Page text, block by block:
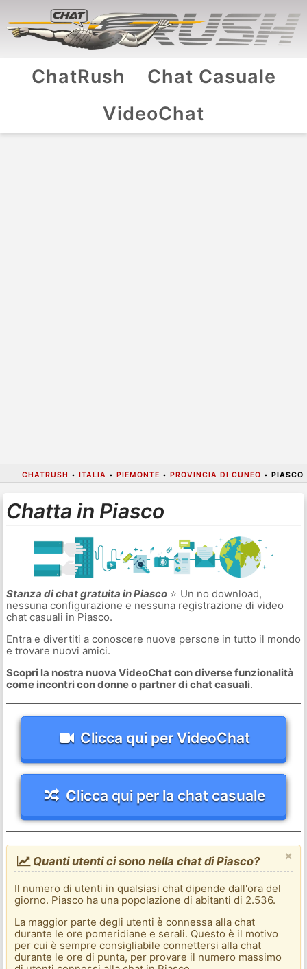
ChatRush
Chat Casuale
VideoChat
CHATRUSH • ITALIA • PIEMONTE • PROVINCIA DI CUNEO • PIASCO
Chatta in Piasco
Stanza di chat gratuita in Piasco⭐ Un no download,
nessuna configurazione e nessuna registrazione di video
chat casuali in Piasco.
Entra e divertiti a conoscere nuove persone in tutto il mondo
e trovare nuovi amici.
Scopri la nostra nuova VideoChat con diverse funzionalità
come incontri con donne o partner di chat casuali.
Clicca qui per VideoChat
Clicca qui per la chat casuale
×
Quanti utenti ci sono nella chat di Piasco?
Il numero di utenti in qualsiasi chat dipende dall'ora del
giorno. Piasco ha una popolazione di abitanti di 2.536.
La maggior parte degli utenti è connessa alla chat
durante le ore pomeridiane e serali. Questo è il motivo
per cui è sempre consigliabile connettersi alla chat
durante le ore di punta, per provare il numero massimo